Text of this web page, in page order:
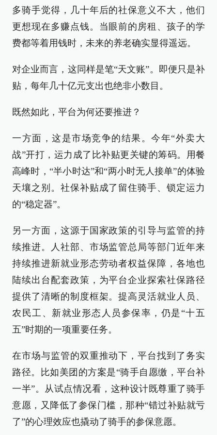
多骑手觉得，几十年后的社保意义不大，他们
更想现在多赚点钱。当眼前的房租、孩子的学
费都等着用钱时，未来的养老确实显得遥远。
对企业而言，这同样是笔“天文账”。即便只是补
贴，每年几十亿元支出也绝非小数目。
既然如此，平台为何还要推进？
一方面，这是市场竞争的结果。今年“外卖大
战”开打，运力成了比补贴更关键的筹码。用餐
高峰时，“半小时达”和“两小时无人接单”的体验
天壤之别。社保补贴成了留住骑手、锁定运力
的“稳定器”。
另一方面，这源于国家政策的引导与监管的持
续推进。人社部、市场监管总局等部门近年来
持续推进新就业形态劳动者权益保障，各地也
陆续出台配套政策，为平台企业探索社保路径
提供了清晰的制度框架。提高灵活就业人员、
农民工、新就业形态人员参保率，仍是“十五
五”时期的一项重要任务。
在市场与监管的双重推动下，平台找到了务实
路径。比如美团的方案是“骑手自愿缴，平台补
一半”。从试点情况看，这种设计既尊重了骑手
意愿，又降低了参保门槛，那种“错过补贴就亏
了”的心理效应也撬动了骑手的参保意愿。